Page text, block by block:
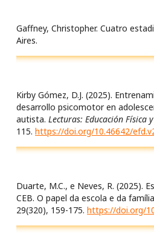
Gaffney, Christopher. Cuatro
Aires.
Kirby Gómez, D.J. (2025).
desarrollo psicomotor en
autista. Lecturas: Educación Física
115. https://doi.org/10.46642/
Duarte, M.C., e Neves, R. (2025).
CEB. O papel da escola e da
29(320), 159-175. https://doi.org/